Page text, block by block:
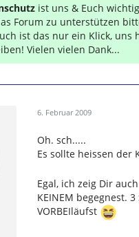
ist uns & Euch
Forum zu unterstützen
ist das nur ein Klick, uns
Vielen vielen Dank...
6. Februar 2009
Oh. sch.....
Es sollte heissen der
Egal, ich zeig Dir
KEINEM begegnest.
VORBEIläufst